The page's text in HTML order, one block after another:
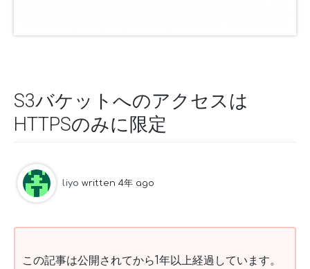
S3バケットへのアクセスは
HTTPSのみに限定
liyo written 4年 ago
この記事は公開されてから1年以上経過しています。